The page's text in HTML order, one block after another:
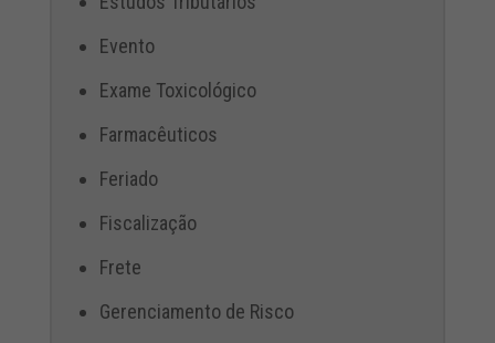
Evento
Exame Toxicológico
Farmacêuticos
Feriado
Fiscalização
Frete
Gerenciamento de Risco